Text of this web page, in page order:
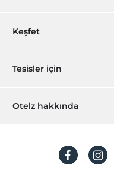
Rezervasyon yönet
Sıkça sorulan sorular
Keşfet
Hediye Kart
Hesap oluştur
Tesisler için
Hemen tesisinizi ekleyin
Otelz hakkında